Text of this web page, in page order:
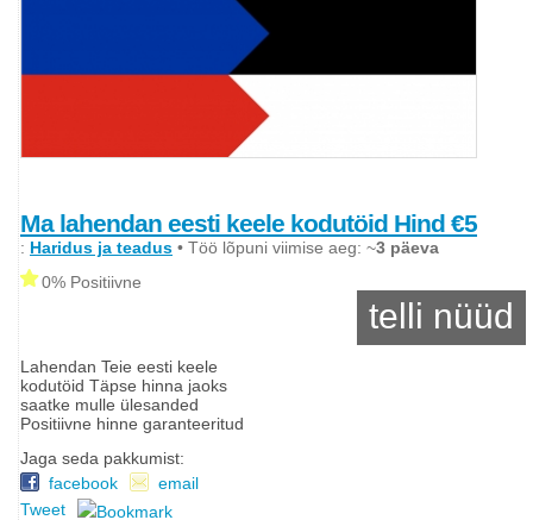
Ma lahendan eesti keele kodutöid Hind €5
: Haridus ja teadus • Töö lõpuni viimise aeg: ~3 päeva
0% Positiivne
telli nüüd
Lahendan Teie eesti keele
kodutöid Täpse hinna jaoks
saatke mulle ülesanded
Positiivne hinne garanteeritud
Jaga seda pakkumist:
facebook
email
Tweet